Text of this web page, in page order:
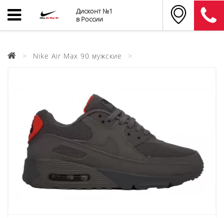
Дисконт №1
в России
Nike Air Max 90 мужские